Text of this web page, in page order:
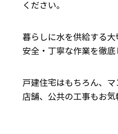
ください。
暮らしに水を供給する大
安全・丁寧な作業を徹底
戸建住宅はもちろん、マ
店舗、公共の工事もお気